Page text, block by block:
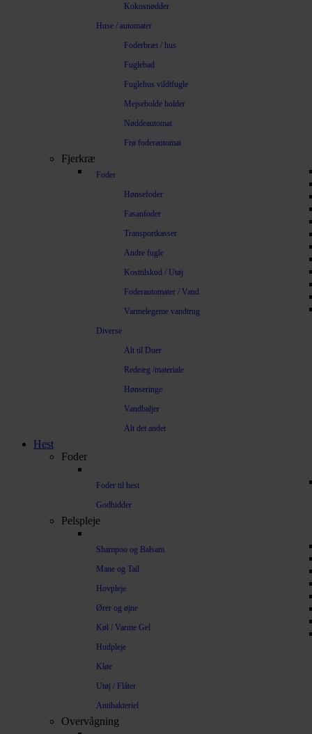
Kokosnødder
Huse / automater
Foderbræt / hus
Fuglebad
Fuglehus vildtfugle
Mejsebolde holder
Nøddeautomat
Frø foderautomat
Fjerkræ
Foder
Hønsefoder
Fasanfoder
Transportkasser
Andre fugle
Kosttilskud / Utøj
Foderautomater / Vand
Varmelegeme vandtrug
Diverse
Alt til Duer
Redeæg /materiale
Hønseringe
Vandbaljer
Alt det andet
Hest
Foder
Foder til hest
Godbidder
Pelspleje
Shampoo og Balsam
Mane og Tail
Hovpleje
Ører og øjne
Køl / Varme Gel
Hudpleje
Kløe
Utøj / Flåter
Antibakteriel
Overvågning